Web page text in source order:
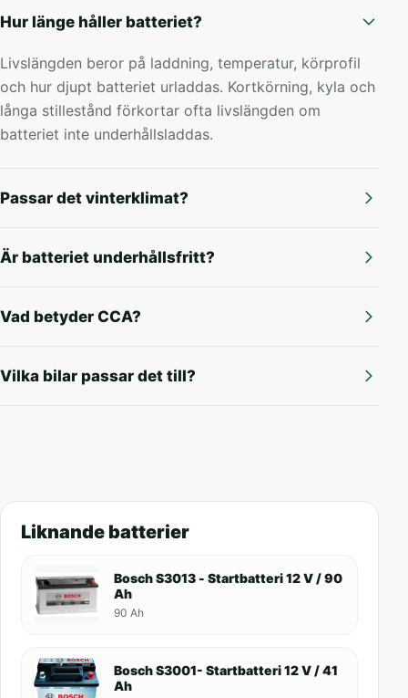
Hur länge håller batteriet?
Livslängden beror på laddning, temperatur, körprofil
och hur djupt batteriet urladdas. Kortkörning, kyla och
långa stillestånd förkortar ofta livslängden om
batteriet inte underhållsladdas.
Passar det vinterklimat?
Är batteriet underhållsfritt?
Vad betyder CCA?
Vilka bilar passar det till?
Liknande batterier
Bosch S3013 - Startbatteri 12 V / 90
Ah
90 Ah
Bosch S3001- Startbatteri 12 V / 41
Ah